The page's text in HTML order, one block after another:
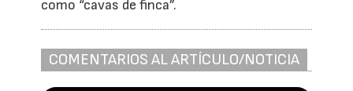
como “cavas de finca”.
COMENTARIOS AL ARTÍCULO/NOTICIA